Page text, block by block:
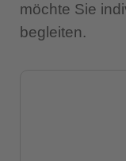
möchte Sie
begleiten.